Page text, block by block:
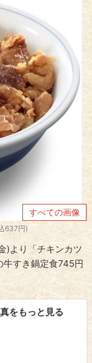
すべての画像
637円)
)より「チキンカツ
牛すき鍋定食745円
をもっと見る